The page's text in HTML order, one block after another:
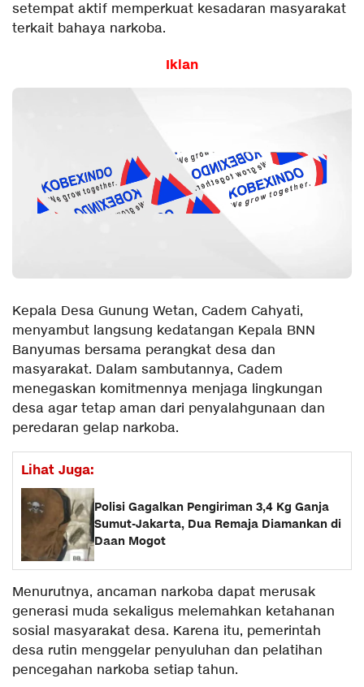
setempat aktif memperkuat kesadaran masyarakat
terkait bahaya narkoba.
Iklan
Kepala Desa Gunung Wetan, Cadem Cahyati,
menyambut langsung kedatangan Kepala BNN
Banyumas bersama perangkat desa dan
masyarakat. Dalam sambutannya, Cadem
menegaskan komitmennya menjaga lingkungan
desa agar tetap aman dari penyalahgunaan dan
peredaran gelap narkoba.
Lihat Juga:
Polisi Gagalkan Pengiriman 3,4 Kg Ganja
Sumut-Jakarta, Dua Remaja Diamankan di
Daan Mogot
Menurutnya, ancaman narkoba dapat merusak
generasi muda sekaligus melemahkan ketahanan
sosial masyarakat desa. Karena itu, pemerintah
desa rutin menggelar penyuluhan dan pelatihan
pencegahan narkoba setiap tahun.